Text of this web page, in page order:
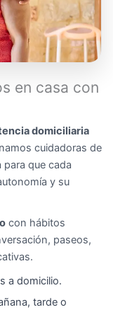
en casa con
domiciliaria
cuidadoras de
que cada
y su
con hábitos
paseos,
a domicilio.
tarde o